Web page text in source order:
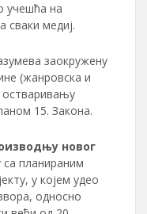
учешћа на
сваки медиј.
заокружену
(жанровска и
остваривању
15. Закона.
новог
са планираним
у којем удео
односно